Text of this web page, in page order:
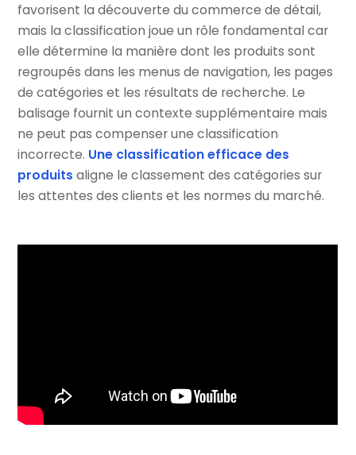
favorisent la découverte du commerce de détail,
mais la classification joue un rôle fondamental car
elle détermine la manière dont les produits sont
regroupés dans les menus de navigation, les pages
de catégories et les résultats de recherche. Le
balisage fournit un contexte supplémentaire mais
ne peut pas compenser une classification
incorrecte. Une classification efficace des
produits aligne le classement des catégories sur
les attentes des clients et les normes du marché.